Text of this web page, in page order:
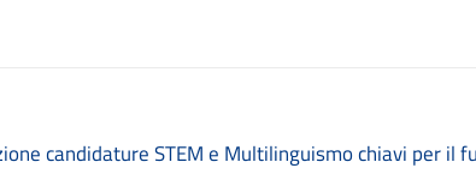
candidature STEM e Multilinguismo chiavi per il